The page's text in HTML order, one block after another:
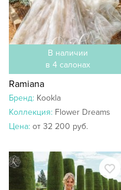
В наличии
в 4 салонах
Ramiana
Бренд: Kookla
Коллекция: Flower Dreams
Цена: от 32 200 руб.